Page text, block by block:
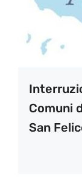
Comuni
San